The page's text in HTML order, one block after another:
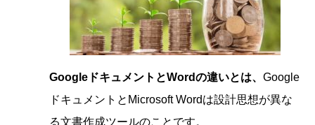
GoogleドキュメントとWordの違いとは、 Google
ドキュメントとMicrosoft Wordは設計思想が異な
る文書作成ツールのことです。